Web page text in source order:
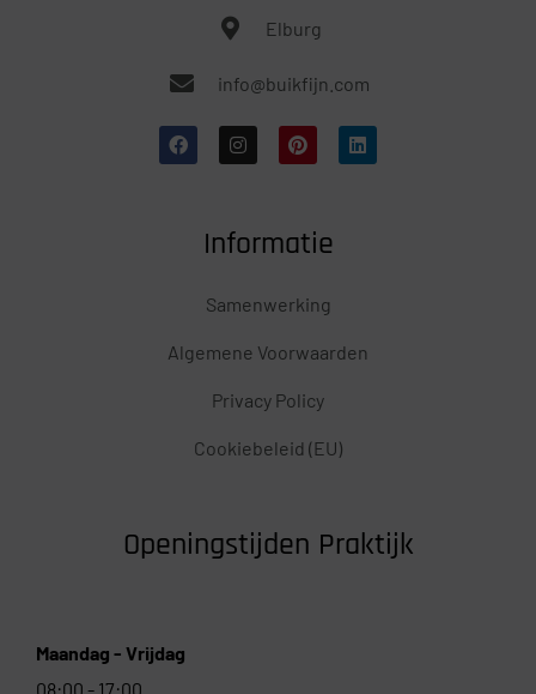
Elburg
info@buikfijn.com
Informatie
Samenwerking
Algemene Voorwaarden
Privacy Policy
Cookiebeleid (EU)
Openingstijden Praktijk
Maandag - Vrijdag
08:00 - 17:00